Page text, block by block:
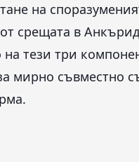
на
срещата в
на тези три
мирно съвместно